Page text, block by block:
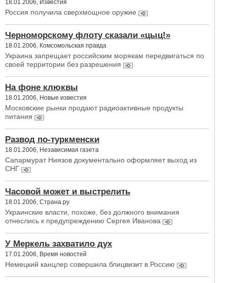
18.01.2006, Известия
Россия получила сверхмощное оружие
Черноморскому флоту сказали «цыц!»
18.01.2006, Комсомольская правда
Украина запрещает российским морякам передвигаться по
своей территории без разрешения
На фоне клюквы
18.01.2006, Новые известия
Московские рынки продают радиоактивные продукты
питания
Развод по-туркменски
18.01.2006, Независимая газета
Сапармурат Ниязов документально оформляет выход из
СНГ
Часовой может и выстрелить
18.01.2006, Страна.ру
Украинские власти, похоже, без должного внимания
отнеслись к предупреждению Сергея Иванова
У Меркель захватило дух
17.01.2006, Время новостей
Немецкий канцлер совершила блицвизит в Россию